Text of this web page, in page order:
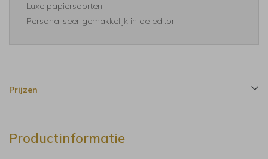
Luxe papiersoorten
Personaliseer gemakkelijk in de editor
Prijzen
Productinformatie